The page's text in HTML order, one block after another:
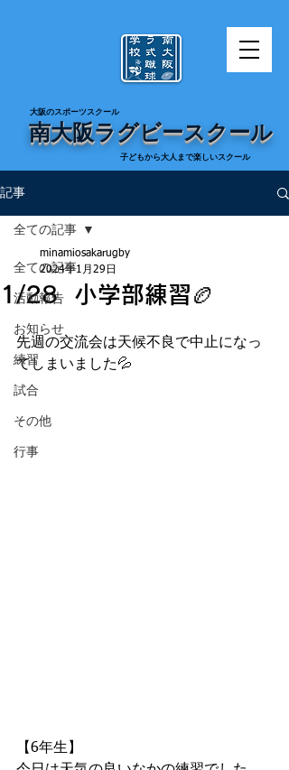
​大阪のスポーツスクール
南大阪ラグビースクール
​子どもから大人まで楽しいスクール
記事
全ての記事
活動報告
お知らせ
練習
試合
その他
行事
全ての記事
1/28 小学部練習🏉
minamiosakarugby
2024年1月29日
先週の交流会は天候不良で中止になっ
てしまいました💦
【6年生】